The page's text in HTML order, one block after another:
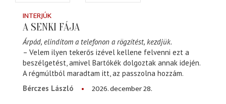
INTERJÚK
A SENKI FÁJA
Árpád, elindítom a telefonon a rögzítést, kezdjük.
– Velem ilyen tekerős izével kellene felvenni ezt a
beszélgetést, amivel Bartókék dolgoztak annak idején.
A régmúltból maradtam itt, az passzolna hozzám.
Bérczes László
2026. december 28.